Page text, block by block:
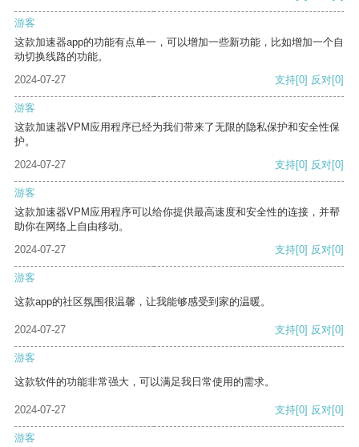
游客
这款加速器app的功能有点单一，可以增加一些新功能，比如增加一个自
动切换线路的功能。
2024-07-27
支持[0] 反对[0]
游客
这款加速器VPM应用程序已经为我们带来了无限的隐私保护和安全性保
护。
2024-07-27
支持[0] 反对[0]
游客
这款加速器VPM应用程序可以给你提供最高速度和安全性的连接，并帮
助你在网络上自由移动。
2024-07-27
支持[0] 反对[0]
游客
这款app的社区氛围很温馨，让我能够感受到家的温暖。
2024-07-27 支持[0] 反对[0]
游客
这款软件的功能非常强大，可以满足我日常使用的需求。
2024-07-27 支持[0] 反对[0]
游客